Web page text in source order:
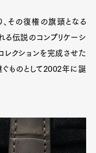
その復権の旗頭となる
れる伝説のコンプリケーシ
レクションを完成させた
ぐものとして2002年に誕